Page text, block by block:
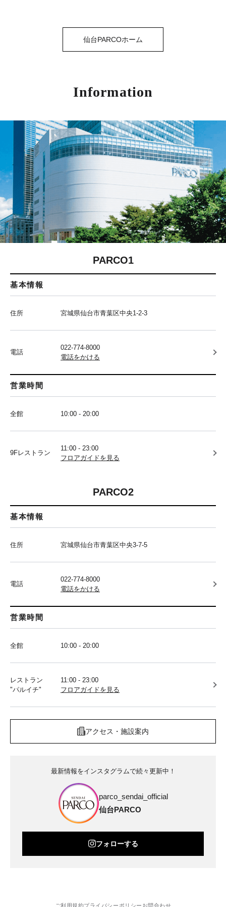
仙台PARCOホーム
Information
PARCO1
基本情報
住所 宮城県仙台市青葉区中央1-2-3
電話
022-774-8000
電話をかける
営業時間
全館 10:00 - 20:00
9Fレストラン
11:00 - 23:00
フロアガイドを見る
PARCO2
基本情報
住所 宮城県仙台市青葉区中央3-7-5
電話
022-774-8000
電話をかける
営業時間
全館 10:00 - 20:00
レストラン
"パルイチ"
11:00 - 23:00
フロアガイドを見る
アクセス・施設案内
最新情報をインスタグラムで続々更新中！
parco_sendai_official
仙台PARCO
フォローする
ご利用規約プライバシーポリシー お問合わせ